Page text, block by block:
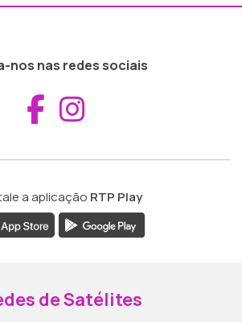
nos nas redes sociais
Aceder ao
a aplicação RTP Play
de Satélites